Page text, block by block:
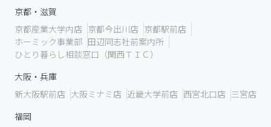
京都・滋賀
京都産業大学内店 京都今出川店 京都駅前店
ホーミック事業部 田辺同志社前案内所
ひとり暮らし相談窓口（関西ＴＩＣ）
大阪・兵庫
新大阪駅前店 大阪ミナミ店 近畿大学前店 西宮北口店 三宮店
福岡